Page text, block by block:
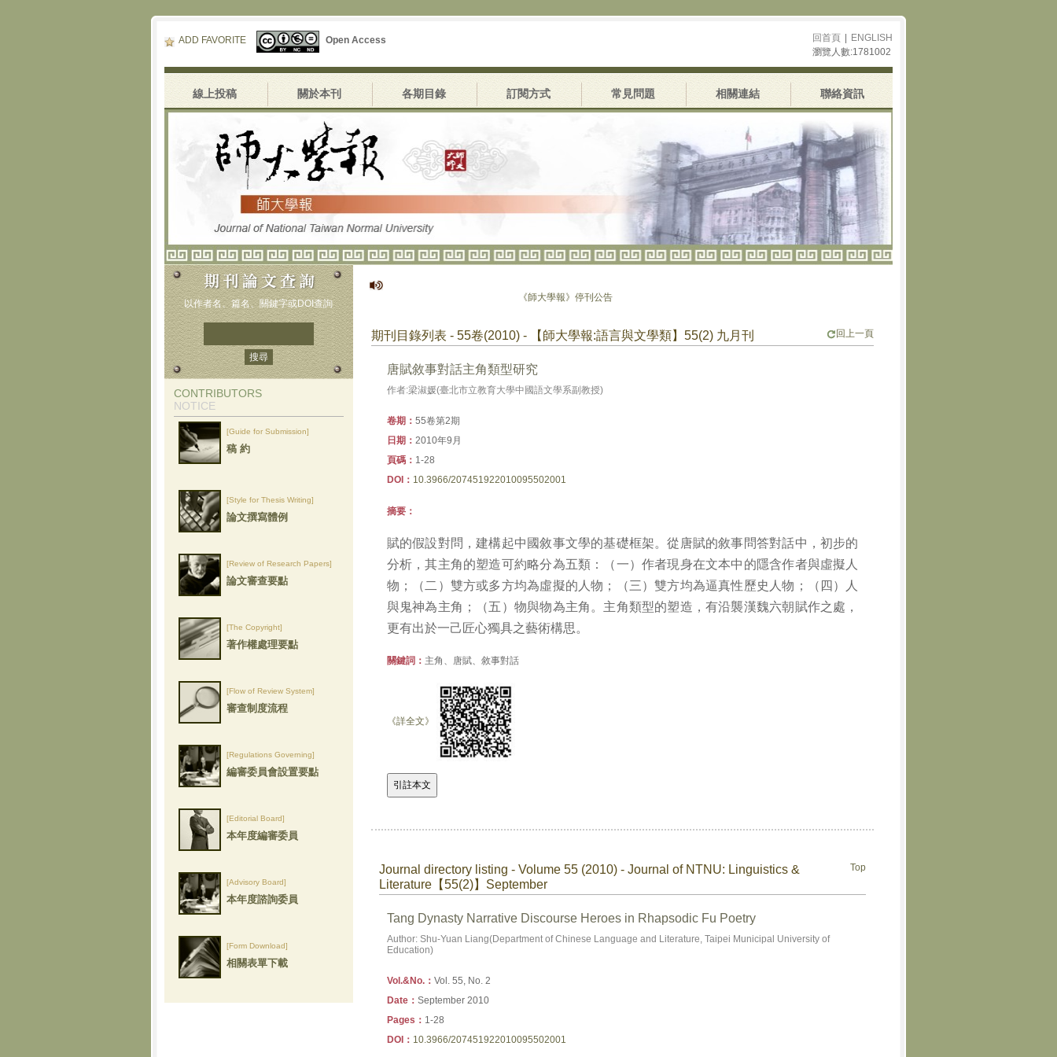
ADD FAVORITE Open Access 回首頁
ENGLISH
瀏覽人數:1781002
線上投稿 關於本刊 各期目錄 訂閱方式 常見問題 相關連結 聯絡資訊
以作者名、篇名、關鍵字或DOI查詢
CONTRIBUTORS
NOTICE
[Guide for Submission]
稿 約
[Style for Thesis Writing]
論文撰寫體例
[Review of Research Papers]
論文審查要點
[The Copyright]
著作權處理要點
[Flow of Review System]
審查制度流程
[Regulations Governing]
編審委員會設置要點
[Editorial Board]
本年度編審委員
[Advisory Board]
本年度諮詢委員
[Form Download]
相關表單下載
《師大學報》停刊公告
期刊目錄列表 - 55卷(2010) - 【師大學報:語言與文學類】55(2) 九月刊 回上一頁
唐賦敘事對話主角類型研究
作者:梁淑媛(臺北市立教育大學中國語文學系副教授)
卷期： 55卷第2期
日期： 2010年9月
頁碼： 1-28
DOI： 10.3966/207451922010095502001
摘要：
賦的假設對問，建構起中國敘事文學的基礎框架。從唐賦的敘事問答對話中，初步的
分析，其主角的塑造可約略分為五類：（一）作者現身在文本中的隱含作者與虛擬人
物；（二）雙方或多方均為虛擬的人物；（三）雙方均為逼真性歷史人物；（四）人
與鬼神為主角；（五）物與物為主角。主角類型的塑造，有沿襲漢魏六朝賦作之處，
更有出於一己匠心獨具之藝術構思。
關鍵詞： 主角、唐賦、敘事對話
《詳全文》
Journal directory listing - Volume 55 (2010) - Journal of NTNU: Linguistics &
Literature【55(2)】September
Top
Tang Dynasty Narrative Discourse Heroes in Rhapsodic Fu Poetry
Author: Shu-Yuan Liang(Department of Chinese Language and Literature, Taipei Municipal University of
Education)
Vol.&No.： Vol. 55, No. 2
Date： September 2010
Pages： 1-28
DOI： 10.3966/207451922010095502001